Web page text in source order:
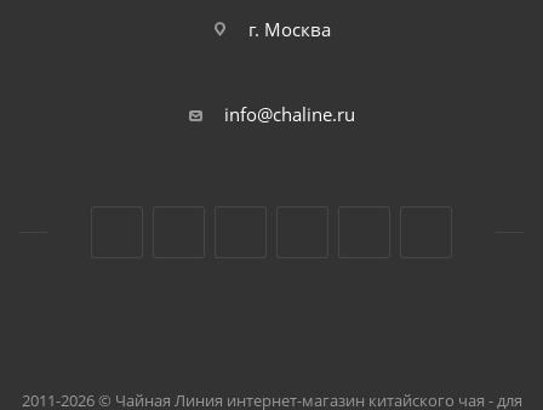
г. Москва
info@chaline.ru
2011-2026 © Чайная Линия интернет-магазин китайского чая - для